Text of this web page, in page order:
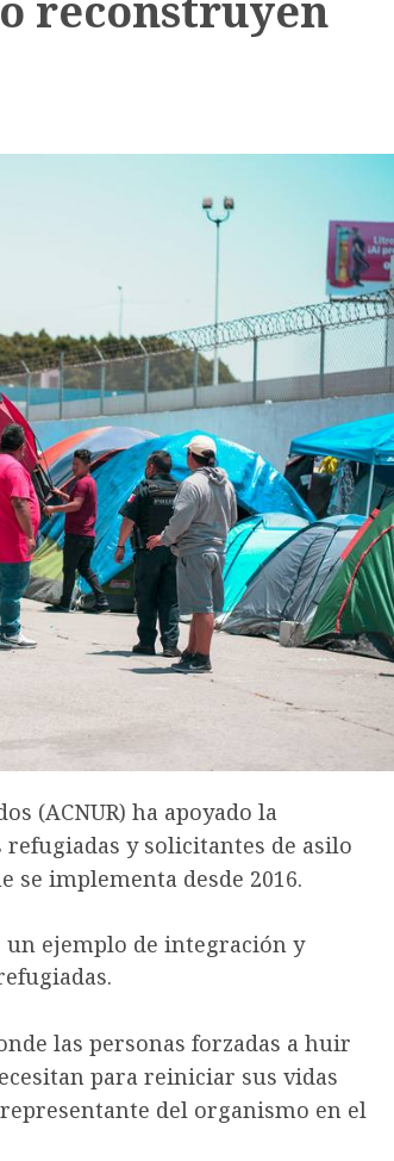
(ACNUR) ha apoyado la
refugiadas y solicitantes de asilo
se implementa desde 2016.
un ejemplo de integración y
las personas forzadas a huir
para reiniciar sus vidas
del organismo en el